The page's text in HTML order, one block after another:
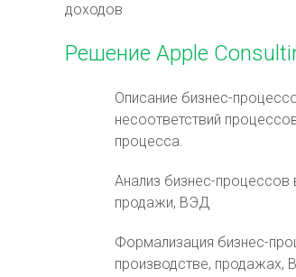
доходов
Решение Apple
Описание бизнес-
несоответствий
процесса.
Анализ бизнес-процессов
продажи, ВЭД
Формализация бизнес-
производстве, продажах,